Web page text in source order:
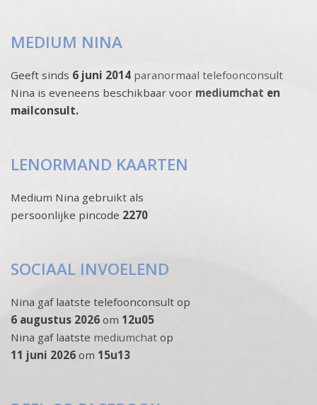
MEDIUM NINA
Geeft sinds 6 juni 2014 paranormaal telefoonconsult
Nina is eveneens beschikbaar voor mediumchat en
mailconsult.
LENORMAND KAARTEN
Medium Nina gebruikt als
persoonlijke pincode 2270
SOCIAAL INVOELEND
Nina gaf laatste telefoonconsult op
6 augustus 2026 om 12u05
Nina gaf laatste mediumchat op
11 juni 2026 om 15u13